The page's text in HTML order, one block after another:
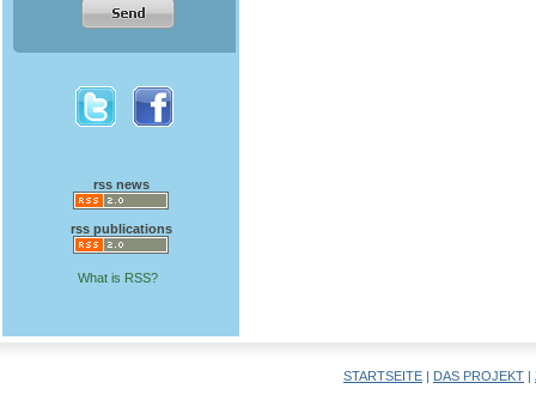
rss news
rss publications
What is RSS?
STARTSEITE | DAS PROJEKT |